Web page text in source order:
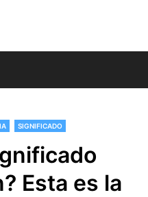
SIGNIFICADO
Esta es la